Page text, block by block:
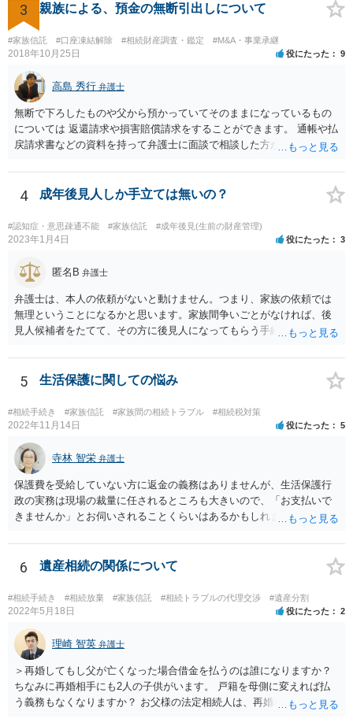
3 親族による、預金の無断引出しについて
#家族信託 #口座凍結解除 #相続財産調査・鑑定 #M&A・事業承継
2018年10月25日 役にたった 9
高島 秀行 弁護士
無断で下ろしたものや父から預かっていてそのままになっているもの
については 返還請求や損害賠償請求をすることができます。 通帳や払
戻請求書などの資料を持って弁護士に面談で相談した方がよいと思い
4 成年後見人しか手立ては無いの？
#認知症・意思疎通不能 #家族信託 #成年後見(生前の財産管理)
2023年1月4日 役にたった 3
匿名B 弁護士
弁護士は、本人の依頼がないと動けません。つまり、家族の依頼では
無理ということになるかと思います。家族間争いごとがなければ、後
見人候補者をたてて、その方に後見人になってもらう手続をすすめた
5 生活保護に関しての悩み
#相続手続き #家族信託 #家族間の相続トラブル #相続税対策
2022年11月14日 役にたった 5
寺林 智栄 弁護士
保護費を受給していない方に返金の義務はありませんが、生活保護行
政の実務は現場の裁量に任されるところも大きいので、「お支払いで
きませんか」とお伺いされることくらいはあるかもしれません。 通報
考えてご判断いただくのが良いと思います。
6 遺産相続の関係について
#相続手続き #相続放棄 #家族信託 #相続トラブルの代理交渉 #遺産分割
2022年5月18日 役にたった 2
理崎 智英 弁護士
＞再婚してもし父が亡くなった場合借金を払うのは誰になりますか？
ちなみに再婚相手にも2人の子供がいます。 戸籍を母側に変えれば払
う義務もなくなりますか？ お父様の法定相続人は、再婚相手とご相談